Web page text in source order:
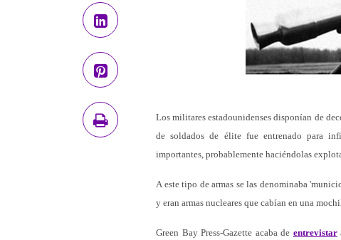
Los militares estadounidenses disponían de
de soldados de élite fue entrenado para
importantes, probablemente haciéndolas
A este tipo de armas se las denominaba
y eran armas nucleares que cabían en una
Green Bay Press-Gazette acaba de entrevistar